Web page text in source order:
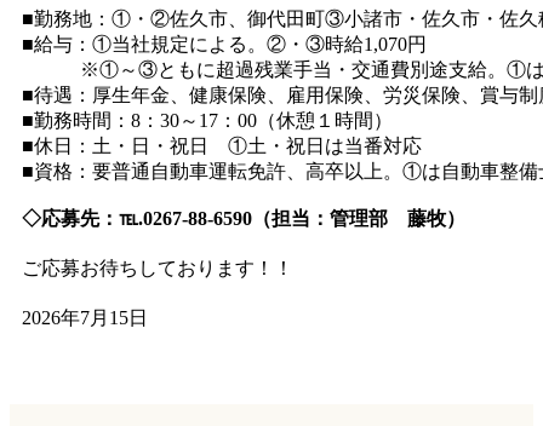
■勤務地：①・②佐久市、御代田町③小諸市・佐久市
■給与：①当社規定による。②・③時給1,070円
※①～③ともに超過残業手当・交通費別途支給。①は
■待遇：厚生年金、健康保険、雇用保険、労災保険、賞与
■勤務時間：8：30～17：00（休憩１時間）
■休日：土・日・祝日 ①土・祝日は当番対応
■資格：要普通自動車運転免許、高卒以上。①は自動車整備
◇応募先：℡.0267-88-6590（担当：管理部 藤牧）
ご応募お待ちしております！！
2026年7月15日